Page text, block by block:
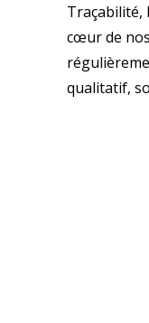
Traçabilité,
cœur de
qualitatif,